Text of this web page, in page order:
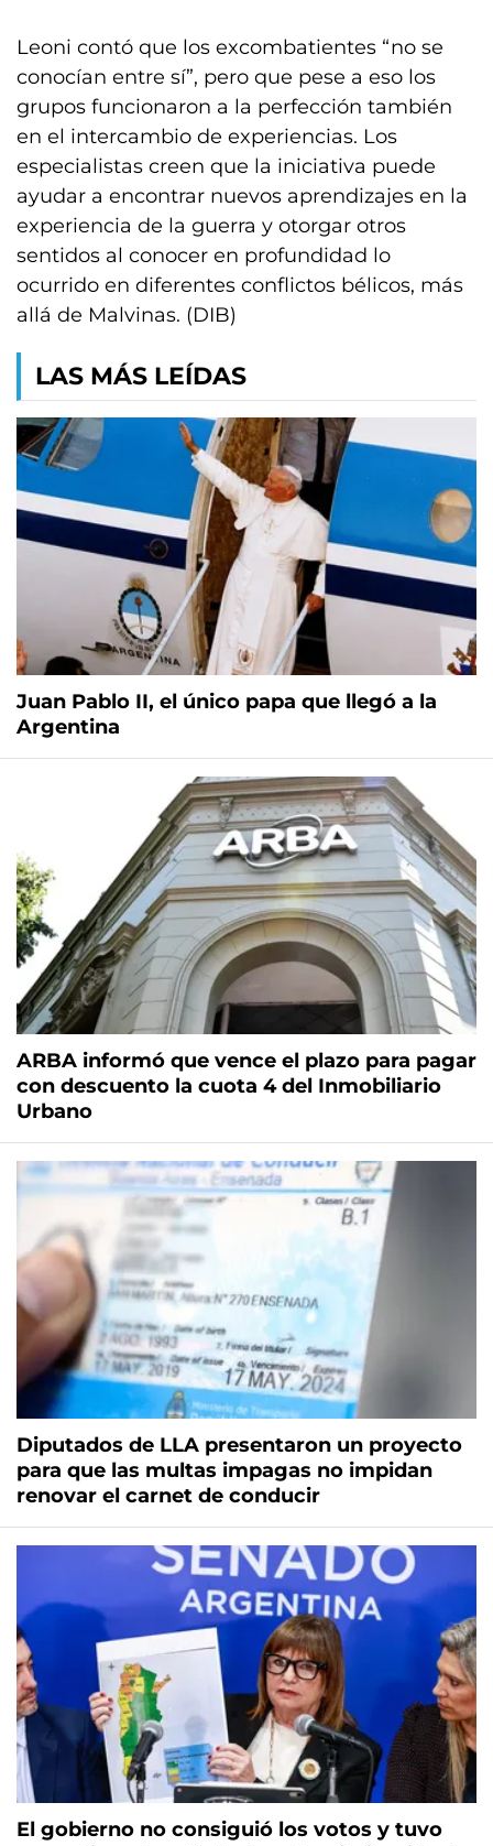
Leoni contó que los excombatientes “no se
conocían entre sí”, pero que pese a eso los
grupos funcionaron a la perfección también
en el intercambio de experiencias. Los
especialistas creen que la iniciativa puede
ayudar a encontrar nuevos aprendizajes en la
experiencia de la guerra y otorgar otros
sentidos al conocer en profundidad lo
ocurrido en diferentes conflictos bélicos, más
allá de Malvinas. (DIB)
LAS MÁS LEÍDAS
Juan Pablo II, el único papa que llegó a la
Argentina
ARBA informó que vence el plazo para pagar
con descuento la cuota 4 del Inmobiliario
Urbano
Diputados de LLA presentaron un proyecto
para que las multas impagas no impidan
renovar el carnet de conducir
El gobierno no consiguió los votos y tuvo